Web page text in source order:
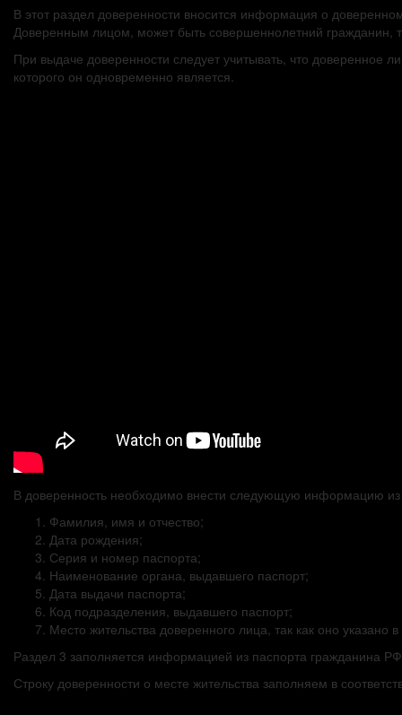
В этот раздел доверенности вносится информация о
Доверенным лицом, может быть совершеннолетний гражданин,
При выдаче доверенности следует учитывать, что доверенное
которого он одновременно является.
В доверенность необходимо внести следующую информацию из
Фамилия, имя и отчество;
Дата рождения;
Серия и номер паспорта;
Наименование органа, выдавшего паспорт;
Дата выдачи паспорта;
Код подразделения, выдавшего паспорт;
Место жительства доверенного лица, так как оно указано
Раздел 3 заполняется информацией из паспорта гражданина
Строку доверенности о месте жительства заполняем в